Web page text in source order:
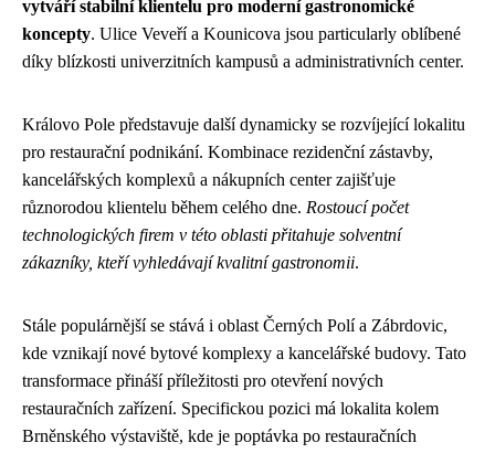
vytváří stabilní klientelu pro moderní gastronomické
koncepty. Ulice Veveří a Kounicova jsou particularly oblíbené
díky blízkosti univerzitních kampusů a administrativních center.
Královo Pole představuje další dynamicky se rozvíjející lokalitu
pro restaurační podnikání. Kombinace rezidenční zástavby,
kancelářských komplexů a nákupních center zajišťuje
různorodou klientelu během celého dne. Rostoucí počet
technologických firem v této oblasti přitahuje solventní
zákazníky, kteří vyhledávají kvalitní gastronomii.
Stále populárnější se stává i oblast Černých Polí a Zábrdovic,
kde vznikají nové bytové komplexy a kancelářské budovy. Tato
transformace přináší příležitosti pro otevření nových
restauračních zařízení. Specifickou pozici má lokalita kolem
Brněnského výstaviště, kde je poptávka po restauračních